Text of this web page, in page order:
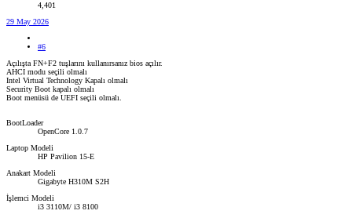
4,401
29 May 2026
#6
Açılışta FN+F2 tuşlarını kullanırsanız bios açılır.
AHCI modu seçili olmalı
Intel Virtual Technology Kapalı olmalı
Security Boot kapalı olmalı
Boot menüsü de UEFI seçili olmalı.
BootLoader
OpenCore 1.0.7
Laptop Modeli
HP Pavilion 15-E
Anakart Modeli
Gigabyte H310M S2H
İşlemci Modeli
i3 3110M/ i3 8100